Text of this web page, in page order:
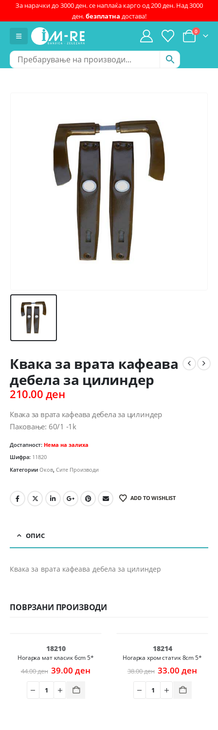
За нарачки до 3000 ден. се наплаќа карго од 200 ден. Над 3000
ден.безплатна достава!
0
Квака за врата кафеава
дебела за цилиндер
210.00ден
Квака за врата кафеава дебела за цилиндер
Паковање: 60/1 -1k
Достапност: Нема на залиха
Шифра: 11820
Категории Оков Сите Производи
ADD TO WISHLIST
ОПИС
Квака за врата кафеава дебела за цилиндер
ПОВРЗАНИ ПРОИЗВОДИ
18210
Ногарка мат класик 6cm 5*
44.00ден Original
was:
44.00 ден.
39.00ден
18214
Ногарка хром статик 8cm 5*
38.00ден Original
was:
38.00 ден.
33.00ден